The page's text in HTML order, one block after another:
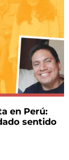
en Perú:
sentido